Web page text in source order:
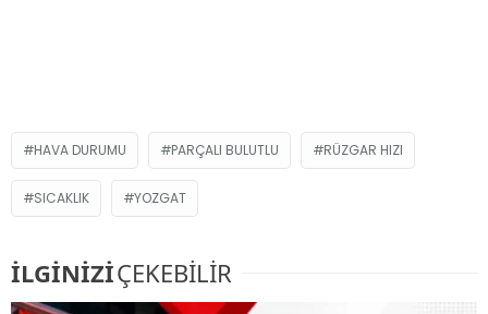
HAVA DURUMU PARÇALI BULUTLU RÜZGAR HIZI
SICAKLIK YOZGAT
İLGİNİZİÇEKEBİLİR